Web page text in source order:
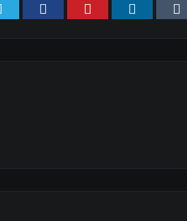
Twitter Facebook Pinterest LinkedIn